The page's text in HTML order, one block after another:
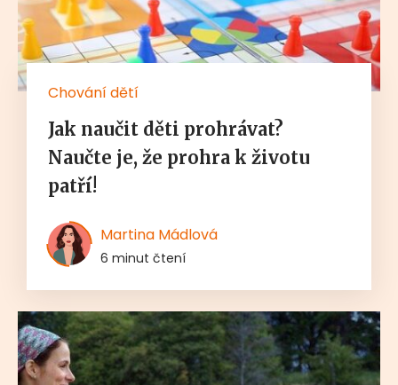
Chování dětí
Jak naučit děti prohrávat?
Naučte je, že prohra k životu
patří!
Martina Mádlová
6 minut čtení